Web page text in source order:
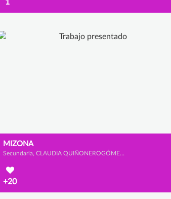
1
MIZONA
Secundaria, CLAUDIA QUIÑONEROGÓMEZ, MACARENA CANO CALDERÓN y SOFÍA GONZÁLEZ OLMEDO
+20